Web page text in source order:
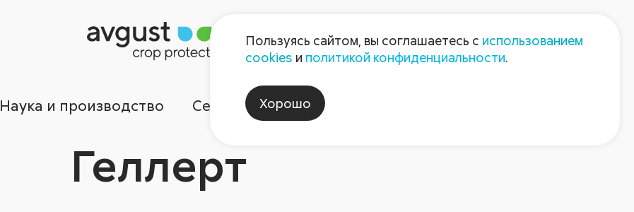
Пресс-центр Контакты
Наука и производство Сервисы Компания
Геллерт
Пользуясь сайтом, вы соглашаетесь с использованием
cookies и политикой конфиденциальности.
Хорошо